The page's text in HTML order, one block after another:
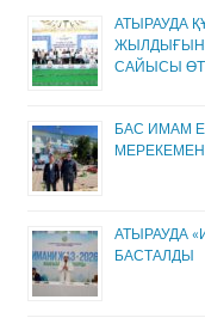
АТЫРАУДА
САЙЫСЫ
БАС ИМАМ
АТЫРАУДА
БАСТАЛДЫ